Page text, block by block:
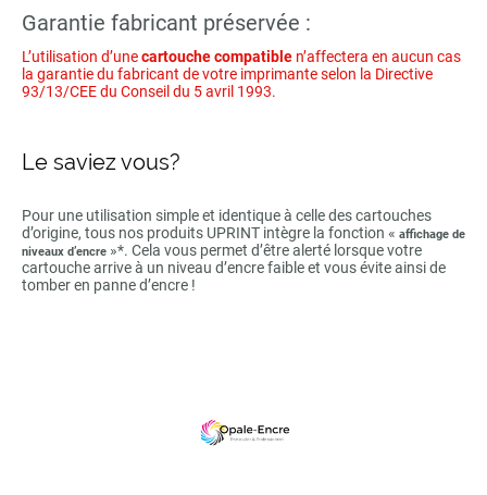
Garantie fabricant préservée :
L’utilisation d’unecartouche compatible n’affectera en aucun cas
la garantie du fabricant de votre imprimante selon la Directive
93/13/CEE du Conseil du 5 avril 1993.
Le saviez vous?
Pour une utilisation simple et identique à celle des cartouches
d’origine, tous nos produits UPRINT intègre la fonction « affichage de
niveaux d’encre »*. Cela vous permet d’être alerté lorsque votre
cartouche arrive à un niveau d’encre faible et vous évite ainsi de
tomber en panne d’encre !